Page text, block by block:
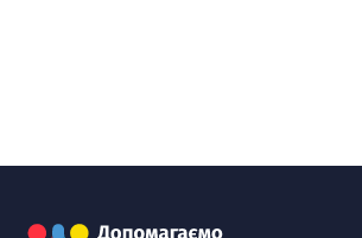
Cайт Ми допомагаємо